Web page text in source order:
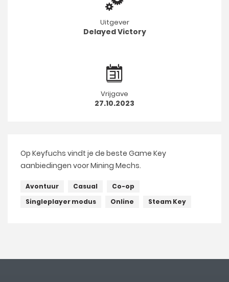
Uitgever
Delayed Victory
Vrijgave
27.10.2023
Op Keyfuchs vindt je de beste Game Key
aanbiedingen voor Mining Mechs.
Avontuur Casual
Co-op
Singleplayer modus
Online Steam Key